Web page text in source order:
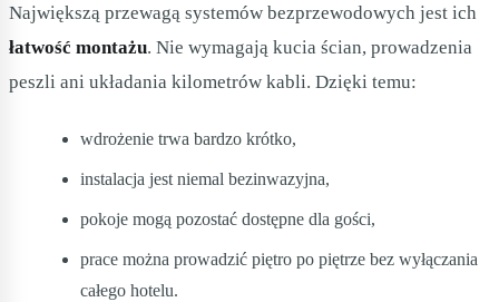
Największą przewagą systemów bezprzewodowych jest ich
łatwość montażu. Nie wymagają kucia ścian, prowadzenia
peszli ani układania kilometrów kabli. Dzięki temu:
wdrożenie trwa bardzo krótko,
instalacja jest niemal bezinwazyjna,
pokoje mogą pozostać dostępne dla gości,
prace można prowadzić piętro po piętrze bez wyłączania
całego hotelu.